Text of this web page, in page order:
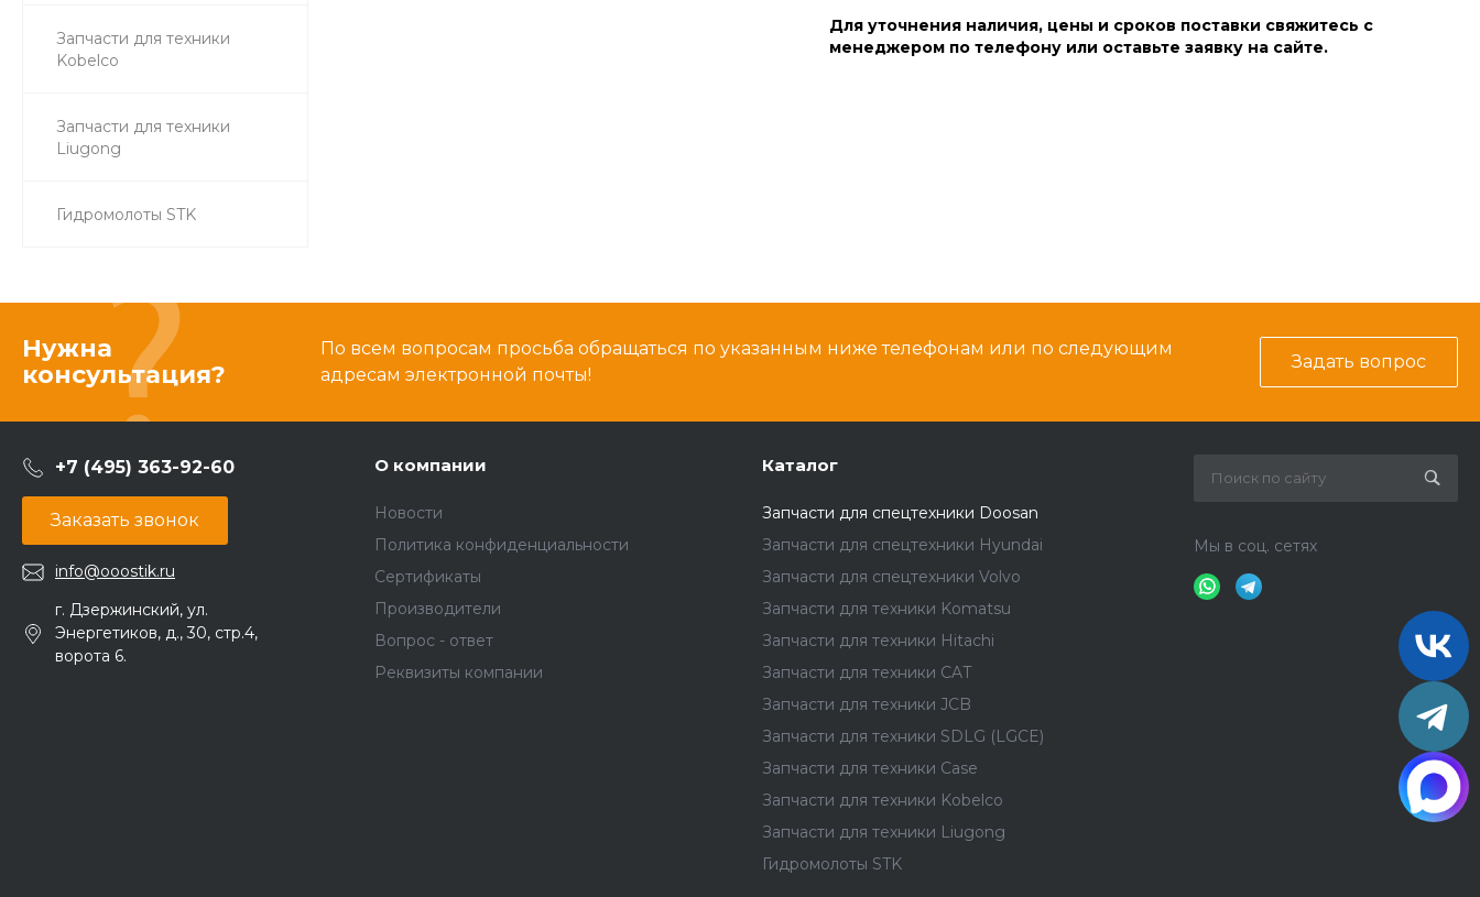
Запчасти для техники
Kobelco
Запчасти для техники
Liugong
Гидромолоты STK
Для уточнения наличия, цены и сроков поставки свяжитесь с
менеджером по телефону или оставьте заявку на сайте.
Нужна
консультация?
По всем вопросам просьба обращаться по указанным ниже телефонам или по следующим
адресам электронной почты!
Задать вопрос
+7 (495) 363-92-60
Заказать звонок
info@ooostik.ru
г. Дзержинский, ул.
Энергетиков, д., 30, стр.4,
ворота 6.
О компании
Новости
Политика конфиденциальности
Сертификаты
Производители
Вопрос - ответ
Реквизиты компании
Каталог
Запчасти для спецтехники Doosan
Запчасти для спецтехники Hyundai
Запчасти для спецтехники Volvo
Запчасти для техники Komatsu
Запчасти для техники Hitachi
Запчасти для техники CAT
Запчасти для техники JCB
Запчасти для техники SDLG (LGCE)
Запчасти для техники Case
Запчасти для техники Kobelco
Запчасти для техники Liugong
Гидромолоты STK
Мы в соц. сетях